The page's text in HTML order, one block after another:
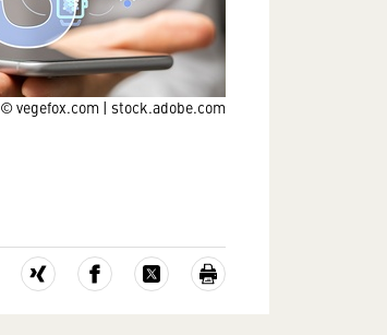
© vegefox.com | stock.adobe.com